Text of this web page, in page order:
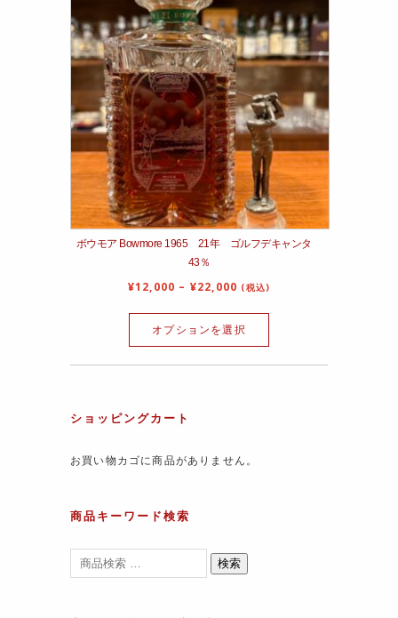
ボウモア Bowmore 1965 21年 ゴルフデキャンタ
43％
¥12,000 – ¥22,000 (税込)
オプションを選択
ショッピングカート
お買い物カゴに商品がありません。
商品キーワード検索
検索